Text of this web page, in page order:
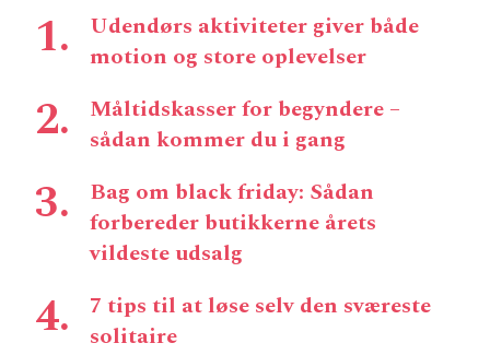
Udendørs aktiviteter giver både
motion og store oplevelser
Måltidskasser for begyndere –
sådan kommer du i gang
Bag om black friday: Sådan
forbereder butikkerne årets
vildeste udsalg
7 tips til at løse selv den sværeste
solitaire